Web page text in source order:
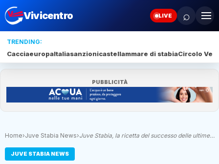
Vivicentro LIVE ⌕
TRENDING:
CacciaeuropaItaliasanzionicastellammare di stabiaCircolo
PUBBLICITÀ
Home›Juve Stabia News›Juve Stabia, la ricetta del successo delle ultime…
JUVE STABIA NEWS